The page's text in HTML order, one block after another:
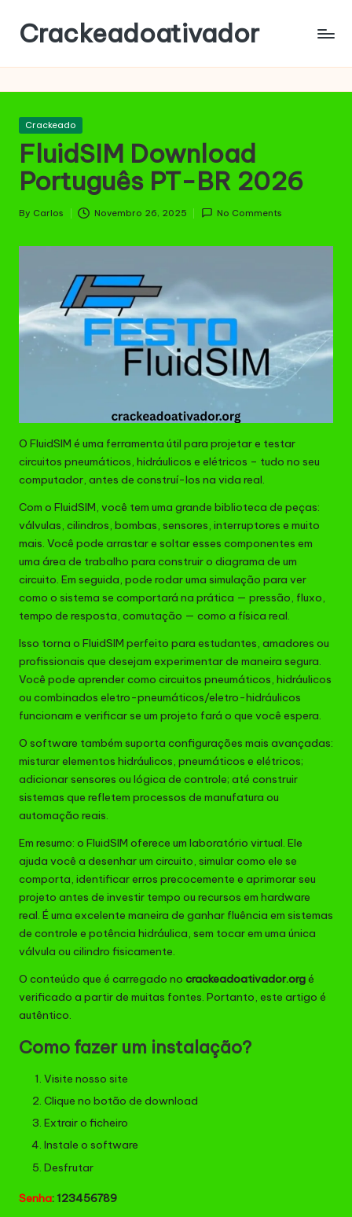
Skip
content
Crackeadoativador
Posted
Crackeado
FluidSIM Download
Português PT-BR 2026
Posted
By Carlos Novembro 26, 2025 No Comments
O FluidSIM é uma ferramenta útil para projetar e testar
circuitos pneumáticos, hidráulicos e elétricos – tudo no seu
computador, antes de construí-los na vida real.
Com o FluidSIM, você tem uma grande biblioteca de peças:
válvulas, cilindros, bombas, sensores, interruptores e muito
mais. Você pode arrastar e soltar esses componentes em
uma área de trabalho para construir o diagrama de um
circuito. Em seguida, pode rodar uma simulação para ver
como o sistema se comportará na prática — pressão, fluxo,
tempo de resposta, comutação — como a física real.
Isso torna o FluidSIM perfeito para estudantes, amadores ou
profissionais que desejam experimentar de maneira segura.
Você pode aprender como circuitos pneumáticos, hidráulicos
ou combinados eletro-pneumáticos/eletro-hidráulicos
funcionam e verificar se um projeto fará o que você espera.
O software também suporta configurações mais avançadas:
misturar elementos hidráulicos, pneumáticos e elétricos;
adicionar sensores ou lógica de controle; até construir
sistemas que refletem processos de manufatura ou
automação reais.
Em resumo: o FluidSIM oferece um laboratório virtual. Ele
ajuda você a desenhar um circuito, simular como ele se
comporta, identificar erros precocemente e aprimorar seu
projeto antes de investir tempo ou recursos em hardware
real. É uma excelente maneira de ganhar fluência em sistemas
de controle e potência hidráulica, sem tocar em uma única
válvula ou cilindro fisicamente.
O conteúdo que é carregado no crackeadoativador.orgé
verificado a partir de muitas fontes. Portanto, este artigo é
autêntico.
Como fazer um instalação?
Visite nosso site
Clique no botão de download
Extrair o ficheiro
Instale o software
Desfrutar
Senha: 123456789